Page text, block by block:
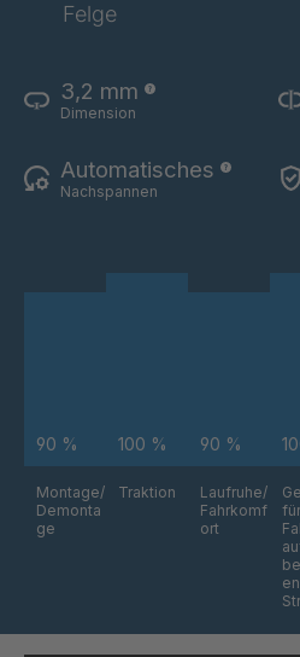
Felge
3,2 mm
Dimension
Automatisches
Nachspannen
90 %
Montage/
Demonta
ge
100 %
Traktion
90 %
Laufruhe/
Fahrkomf
ort
für
en